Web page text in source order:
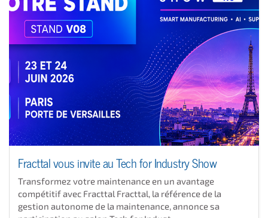
Fracttal vous invite au Tech for Industry Show
Transformez votre maintenance en un avantage
compétitif avec Fracttal Fracttal, la référence de la
gestion autonome de la maintenance, annonce sa